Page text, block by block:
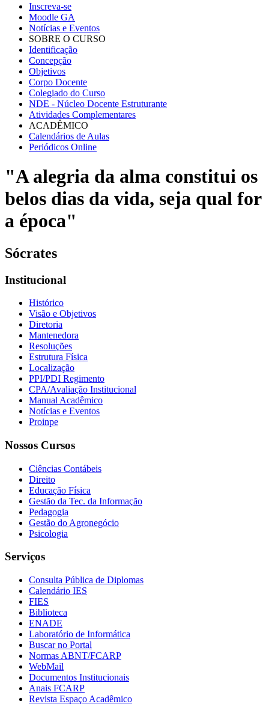
Inscreva-se
Moodle GA
Notícias e Eventos
SOBRE O CURSO
Identificação
Concepção
Objetivos
Corpo Docente
Colegiado do Curso
NDE - Núcleo Docente Estruturante
Atividades Complementares
ACADÊMICO
Calendários de Aulas
Periódicos Online
"A alegria da alma constitui os
belos dias da vida, seja qual for
a época"
Sócrates
Institucional
Histórico
Visão e Objetivos
Diretoria
Mantenedora
Resoluções
Estrutura Física
Localização
PPI/PDI Regimento
CPA/Avaliação Institucional
Manual Acadêmico
Notícias e Eventos
Proinpe
Nossos Cursos
Ciências Contábeis
Direito
Educação Física
Gestão da Tec. da Informação
Pedagogia
Gestão do Agronegócio
Psicologia
Serviços
Consulta Pública de Diplomas
Calendário IES
FIES
Biblioteca
ENADE
Laboratório de Informática
Buscar no Portal
Normas ABNT/FCARP
WebMail
Documentos Institucionais
Anais FCARP
Revista Espaço Acadêmico